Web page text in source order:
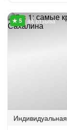
44 отзыва
Индивидуальная